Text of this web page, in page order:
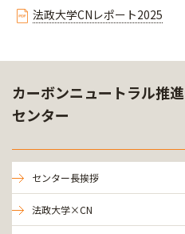
法政大学CNレポート2025
カーボンニュートラル推進
センター
センター長挨拶
法政大学×CN